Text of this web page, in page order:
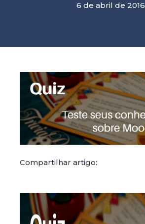
6 de abril de 2016
Compartilhar artigo: